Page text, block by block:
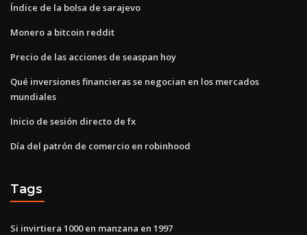
Índice de la bolsa de sarajevo
Monero a bitcoin reddit
Precio de las acciones de seaspan hoy
Qué inversiones financieras se negocian en los mercados
mundiales
Inicio de sesión directo de fx
Día del patrón de comercio en robinhood
Tags
Si invirtiera 1000 en manzana en 1997